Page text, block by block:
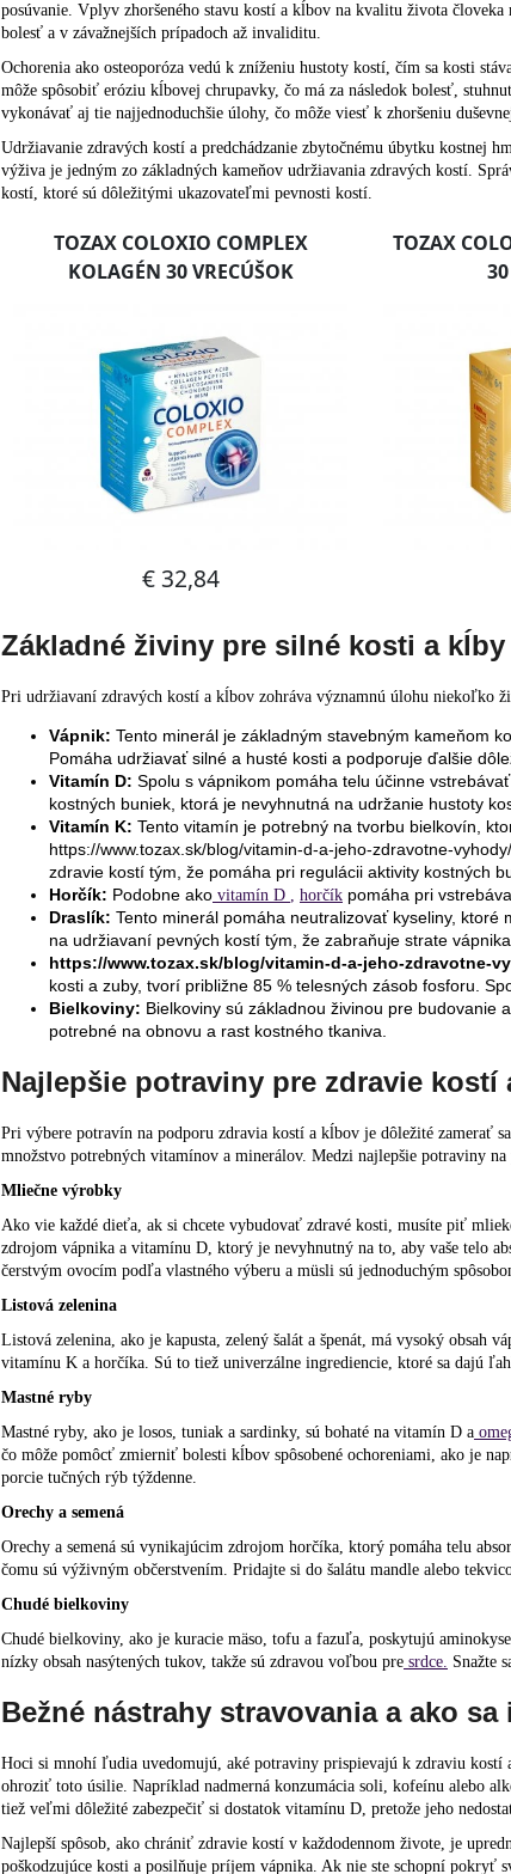
posúvanie. Vplyv zhoršeného stavu kostí a kĺbov na kvalitu života
bolesť a v závažnejších prípadoch až invaliditu.
Ochorenia ako osteoporóza vedú k zníženiu hustoty kostí, čím sa kosti
môže spôsobiť eróziu kĺbovej chrupavky, čo má za následok bolesť,
vykonávať aj tie najjednoduchšie úlohy, čo môže viesť k zhoršeniu
Udržiavanie zdravých kostí a predchádzanie zbytočnému úbytku kostnej
výživa je jedným zo základných kameňov udržiavania zdravých kostí.
kostí, ktoré sú dôležitými ukazovateľmi pevnosti kostí.
Základné živiny pre silné kosti a kĺby
Pri udržiavaní zdravých kostí a kĺbov zohráva významnú úlohu niekoľko
Vápnik: Tento minerál je základným stavebným kameňom
Pomáha udržiavať silné a husté kosti a podporuje ďalšie
Vitamín D: Spolu s vápnikom pomáha telu účinne
kostných buniek, ktorá je nevyhnutná na udržanie hustoty
Vitamín K: Tento vitamín je potrebný na tvorbu bielkovín,
https://www.tozax.sk/blog/vitamin-d-a-jeho-zdravotne-
zdravie kostí tým, že pomáha pri regulácii aktivity kostných
Horčík: Podobne ako vitamín D , horčík pomáha pri
Draslík: Tento minerál pomáha neutralizovať kyseliny,
na udržiavaní pevných kostí tým, že zabraňuje strate
https://www.tozax.sk/blog/vitamin-d-a-jeho-zdravotne-
kosti a zuby, tvorí približne 85 % telesných zásob fosforu.
Bielkoviny: Bielkoviny sú základnou živinou pre budovanie
potrebné na obnovu a rast kostného tkaniva.
Najlepšie potraviny pre zdravie kostí
Pri výbere potravín na podporu zdravia kostí a kĺbov je dôležité zamerať
množstvo potrebných vitamínov a minerálov. Medzi najlepšie potraviny
Mliečne výrobky
Ako vie každé dieťa, ak si chcete vybudovať zdravé kosti, musíte piť
zdrojom vápnika a vitamínu D, ktorý je nevyhnutný na to, aby vaše telo
čerstvým ovocím podľa vlastného výberu a müsli sú jednoduchým
Listová zelenina
Listová zelenina, ako je kapusta, zelený šalát a špenát, má vysoký
vitamínu K a horčíka. Sú to tiež univerzálne ingrediencie, ktoré sa dajú
Mastné ryby
Mastné ryby, ako je losos, tuniak a sardinky, sú bohaté na vitamín D a
čo môže pomôcť zmierniť bolesti kĺbov spôsobené ochoreniami, ako je
porcie tučných rýb týždenne.
Orechy a semená
Orechy a semená sú vynikajúcim zdrojom horčíka, ktorý pomáha telu
čomu sú výživným občerstvením. Pridajte si do šalátu mandle alebo
Chudé bielkoviny
Chudé bielkoviny, ako je kuracie mäso, tofu a fazuľa, poskytujú
nízky obsah nasýtených tukov, takže sú zdravou voľbou pre srdce. Snažte
Bežné nástrahy stravovania a ako
Hoci si mnohí ľudia uvedomujú, aké potraviny prispievajú k zdraviu kostí
ohroziť toto úsilie. Napríklad nadmerná konzumácia soli, kofeínu alebo
tiež veľmi dôležité zabezpečiť si dostatok vitamínu D, pretože jeho
Najlepší spôsob, ako chrániť zdravie kostí v každodennom živote, je
poškodzujúce kosti a posilňuje príjem vápnika. Ak nie ste schopní pokryť